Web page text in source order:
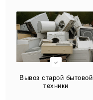
Вывоз старой бытовой
техники